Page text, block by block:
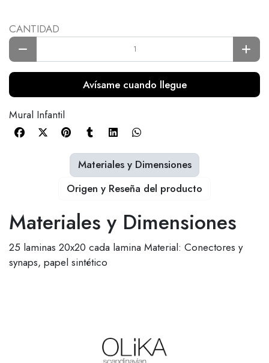
CANTIDAD
Avísame cuando llegue
Mural Infantil
Materiales y Dimensiones
25 laminas 20x20 cada lamina Material: Conectores y
synaps, papel sintético
Materiales y Dimensiones
Origen y Reseña del producto